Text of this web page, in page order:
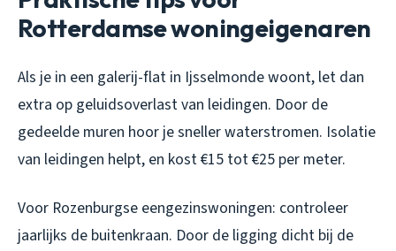
Rotterdamse woningeigenaren
Als je in een galerij-flat in Ijsselmonde woont, let dan
extra op geluidsoverlast van leidingen. Door de
gedeelde muren hoor je sneller waterstromen. Isolatie
van leidingen helpt, en kost €15 tot €25 per meter.
Voor Rozenburgse eengezinswoningen: controleer
jaarlijks de buitenkraan. Door de ligging dicht bij de